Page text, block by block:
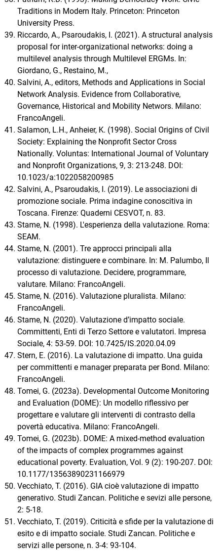
Traditions in Modern Italy. Princeton: Princeton
University Press.
Riccardo, A., Psaroudakis, I. (2021). A structural analysis
proposal for inter-organizational networks: doing a
multilevel analysis through Multilevel ERGMs. In:
Giordano, G., Restaino, M.,
Salvini, A., editors, Methods and Applications in Social
Network Analysis. Evidence from Collaborative,
Governance, Historical and Mobility Networs. Milano:
FrancoAngeli.
Salamon, L.H., Anheier, K. (1998). Social Origins of Civil
Society: Explaining the Nonprofit Sector Cross
Nationally. Voluntas: International Journal of Voluntary
and Nonprofit Organizations, 9, 3: 213-248. DOI:
10.1023/a:1022058200985
Salvini, A., Psaroudakis, I. (2019). Le associazioni di
promozione sociale. Prima indagine conoscitiva in
Toscana. Firenze: Quaderni CESVOT, n. 83.
Stame, N. (1998). L'esperienza della valutazione. Roma:
SEAM.
Stame, N. (2001). Tre approcci principali alla
valutazione: distinguere e combinare. In: M. Palumbo, Il
processo di valutazione. Decidere, programmare,
valutare. Milano: FrancoAngeli.
Stame, N. (2016). Valutazione pluralista. Milano:
FrancoAngeli.
Stame, N. (2020). Valutazione d’impatto sociale.
Committenti, Enti di Terzo Settore e valutatori. Impresa
Sociale, 4: 53-59. DOI: 10.7425/IS.2020.04.09
Stern, E. (2016). La valutazione di impatto. Una guida
per committenti e manager preparata per Bond. Milano:
FrancoAngeli.
Tomei, G. (2023a). Developmental Outcome Monitoring
and Evaluation (DOME): Un modello riflessivo per
progettare e valutare gli interventi di contrasto della
povertà educativa. Milano: FrancoAngeli.
Tomei, G. (2023b). DOME: A mixed-method evaluation
of the impacts of complex programmes against
educational poverty. Evaluation, Vol. 9 (2): 190-207. DOI:
10.1177/13563890231166979
Vecchiato, T. (2016). GIA cioè valutazione di impatto
generativo. Studi Zancan. Politiche e sevizi alle persone,
2: 5-18.
Vecchiato, T. (2019). Criticità e sfide per la valutazione di
esito e di impatto sociale. Studi Zancan. Politiche e
servizi alle persone, n. 3-4: 93-104.